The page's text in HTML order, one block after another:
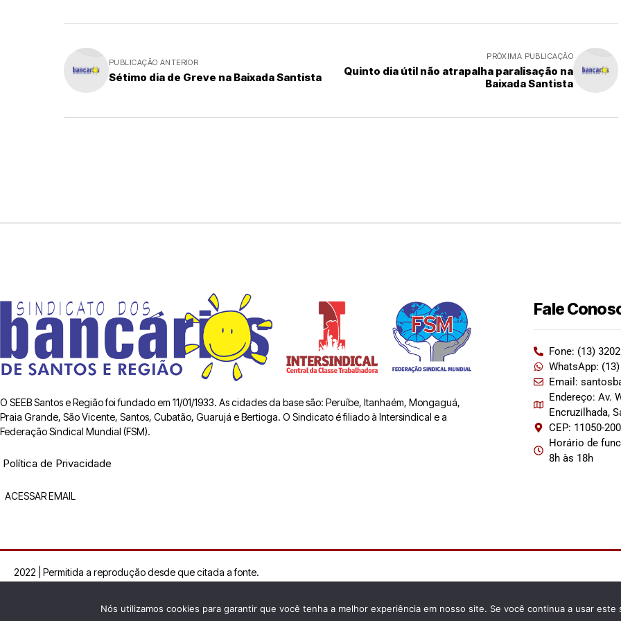
PUBLICAÇÃO ANTERIOR
Sétimo dia de Greve na Baixada Santista
PRÓXIMA PUBLICAÇÃO
Quinto dia útil não atrapalha paralisação na
Baixada Santista
O SEEB Santos e Região foi fundado em 11/01/1933. As cidades da base são: Peruíbe, Itanhaém, Mongaguá,
Praia Grande, São Vicente, Santos, Cubatão, Guarujá e Bertioga. O Sindicato é filiado à Intersindical e a
Federação Sindical Mundial (FSM).
Política de Privacidade
ACESSAR EMAIL
Fale
Fone: (13)
WhatsApp:
Email:
Endereço: Av.
Encruzilhada,
CEP: 11050-200
Horário de
8h às 18h
2022 | Permitida a reprodução desde que citada a fonte.
Nós utilizamos cookies para garantir que você tenha a melhor experiência em nosso site. Se você continua a usar